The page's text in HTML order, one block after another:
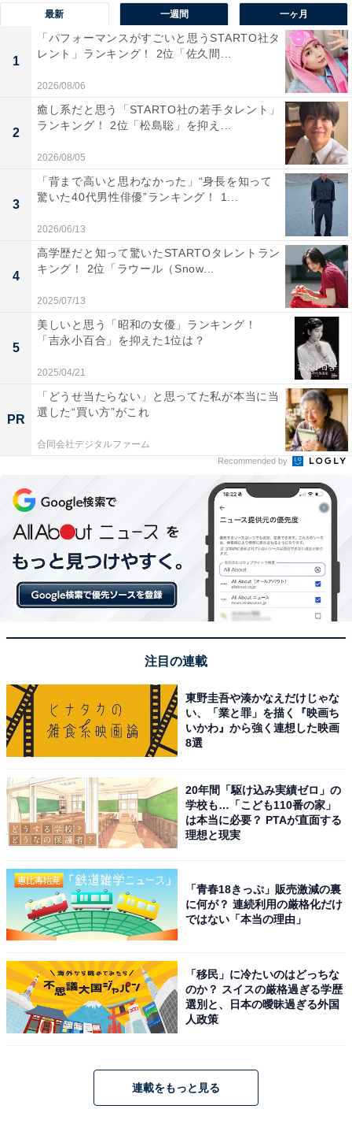
背景に、全長約8kmの桜並木が続きます。開花期間中
は、桜並木と並行して走るJR東北本線の一部列車で速度
低下運転を実施し、車窓からの絶景を楽しめる粋な計ら
いも。
回答者からは、「連峰を背景に絶景を望める名所です」
（40代男性／山形県）、「川沿いの桜をテレビで色々見
てきた中で、ここの景色に最も目を奪われたので」（50
代男性／愛知県）、「まさに“圧巻”のひと言に尽きる風
景が広がっているからです。約8キロメートルにわたっ
て続く桜並木と、その背後にそびえる蔵王連峰の雪景色
が調和する光景は、日本でもトップクラスの美しさ。川
沿いを歩きながら、何度も立ち止まってしまうほど心を
奪われます」（40代男性／神奈川県）などのコメントが
寄せられました。
※回答者からのコメントは原文ママです
この記事の筆者：福島 ゆき プロフィール
アニメや漫画のレビュー、エンタメトピックスなどを中
心に、オールジャンルで執筆中のライター。時々、店舗
取材などのリポート記事も担当。All AboutおよびAll
About ニュースでのライター歴は6年。
次ページ
8位までの全ランキング結果を見
こちらもおすすめ
山形で人気の「桜の名所」ランキング！ 「鶴岡
公園」と同率1位だったのは？
1 2
最新 一週間 一ヶ月
1
「パフォーマンスがすごいと思うSTARTO社タ
レント」ランキング！ 2位「佐久間...
2026/08/06
2
癒し系だと思う「STARTO社の若手タレント」
ランキング！ 2位「松島聡」を抑え...
2026/08/05
3
「背まで高いと思わなかった」“身長を知って
驚いた40代男性俳優”ランキング！ 1...
2026/06/13
4
高学歴だと知って驚いたSTARTOタレントラン
キング！ 2位「ラウール（Snow...
2025/07/13
5
美しいと思う「昭和の女優」ランキング！
「吉永小百合」を抑えた1位は？
2025/04/21
PR
「どうせ当たらない」と思ってた私が本当に当
選した“買い方”がこれ
合同会社デジタルファーム
Recommended by
注目の連載
東野圭吾や湊かなえだけじゃな
い、「業と罪」を描く『映画ち
いかわ』から強く連想した映画
8選
20年間「駆け込み実績ゼロ」の
学校も…「こども110番の家」
は本当に必要？ PTAが直面する
理想と現実
「青春18きっぷ」販売激減の裏
に何が？ 連続利用の厳格化だけ
ではない「本当の理由」
「移民」に冷たいのはどっちな
のか？ スイスの厳格過ぎる学歴
選別と、日本の曖昧過ぎる外国
人政策
連載をもっと見る